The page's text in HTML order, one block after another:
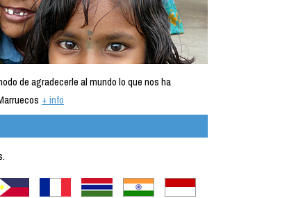
de agradecerle al mundo lo que nos ha
+ info